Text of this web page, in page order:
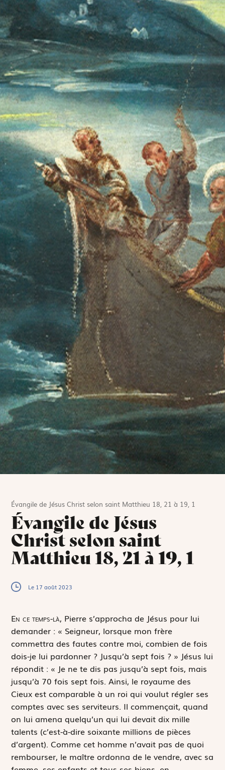
Évangile de Jésus Christ selon saint Matthieu 18, 21 à 19, 1
Évangile de Jésus
Christ selon saint
Matthieu 18, 21 à 19, 1
Le 17 août 2023
En ce temps-là, Pierre s’approcha de Jésus pour lui
demander : « Seigneur, lorsque mon frère
commettra des fautes contre moi, combien de fois
dois-je lui pardonner ? Jusqu’à sept fois ? » Jésus lui
répondit : « Je ne te dis pas jusqu’à sept fois, mais
jusqu’à 70 fois sept fois. Ainsi, le royaume des
Cieux est comparable à un roi qui voulut régler ses
comptes avec ses serviteurs. Il commençait, quand
on lui amena quelqu’un qui lui devait dix mille
talents (c’est-à-dire soixante millions de pièces
d’argent). Comme cet homme n’avait pas de quoi
rembourser, le maître ordonna de le vendre, avec sa